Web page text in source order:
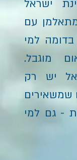
ישראל
עם
למי
מוגבל.
יש רק
שמשאירים
- גם למי